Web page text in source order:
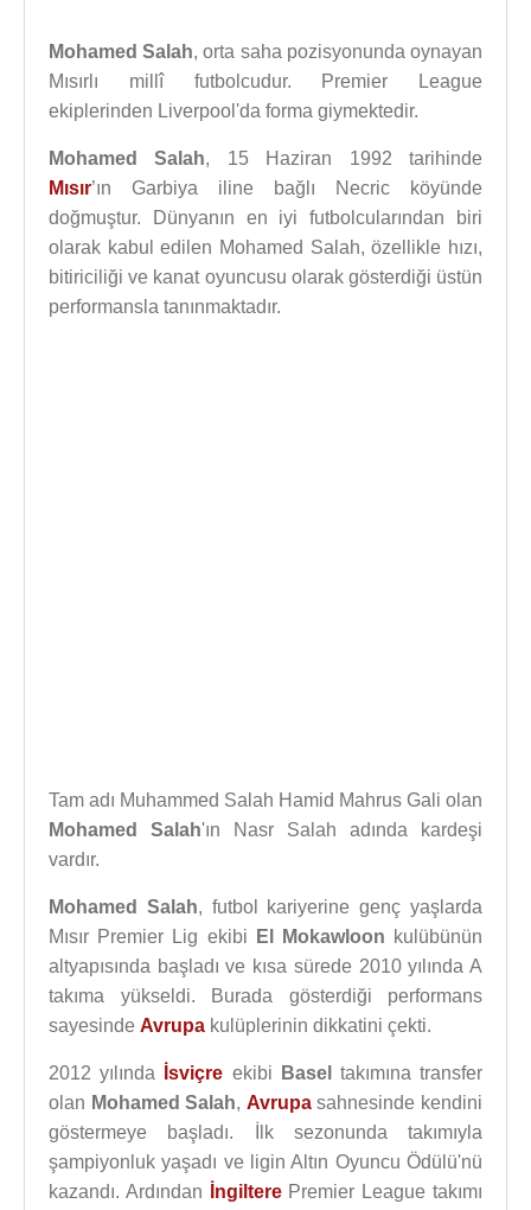
Mohamed Salah, orta saha pozisyonunda oynayan
Mısırlı millî futbolcudur. Premier League
ekiplerinden Liverpool'da forma giymektedir.
Mohamed Salah, 15 Haziran 1992 tarihinde
Mısır’ın Garbiya iline bağlı Necric köyünde
doğmuştur. Dünyanın en iyi futbolcularından biri
olarak kabul edilen Mohamed Salah, özellikle hızı,
bitiriciliği ve kanat oyuncusu olarak gösterdiği üstün
performansla tanınmaktadır.
Tam adı Muhammed Salah Hamid Mahrus Gali olan
Mohamed Salah'ın Nasr Salah adında kardeşi
vardır.
Mohamed Salah, futbol kariyerine genç yaşlarda
Mısır Premier Lig ekibi
El Mokawloon kulübünün
altyapısında başladı ve kısa sürede 2010 yılında A
takıma yükseldi. Burada gösterdiği performans
sayesinde Avrupa kulüplerinin dikkatini çekti.
2012 yılında İsviçre ekibi Basel
takımına transfer
olan Mohamed Salah, Avrupasahnesinde kendini
göstermeye başladı. İlk sezonunda takımıyla
şampiyonluk yaşadı ve ligin Altın Oyuncu Ödülü'nü
kazandı. Ardından
İngilterePremier League takımı